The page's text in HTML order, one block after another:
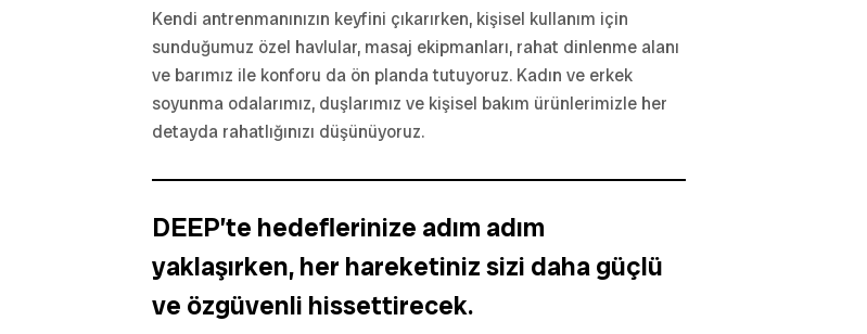
Kendi antrenmanınızın keyfini çıkarırken, kişisel kullanım için
sunduğumuz özel havlular, masaj ekipmanları, rahat dinlenme alanı
ve barımız ile konforu da ön planda tutuyoruz. Kadın ve erkek
soyunma odalarımız, duşlarımız ve kişisel bakım ürünlerimizle her
detayda rahatlığınızı düşünüyoruz.
DEEP’te hedeflerinize adım adım
yaklaşırken, her hareketiniz sizi daha güçlü
ve özgüvenli hissettirecek.